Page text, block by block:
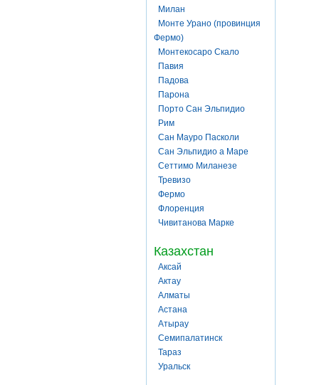
Милан
Монте Урано (провинция
Фермо)
Монтекосаро Скало
Павия
Падова
Парона
Порто Сан Эльпидио
Рим
Сан Мауро Пасколи
Сан Эльпидио а Маре
Сеттимо Миланезе
Тревизо
Фермо
Флоренция
Чивитанова Марке
Казахстан
Аксай
Актау
Алматы
Астана
Атырау
Семипалатинск
Тараз
Уральск